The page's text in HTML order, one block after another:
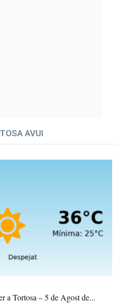
AVUI
a Tortosa – 5 de Agost de...